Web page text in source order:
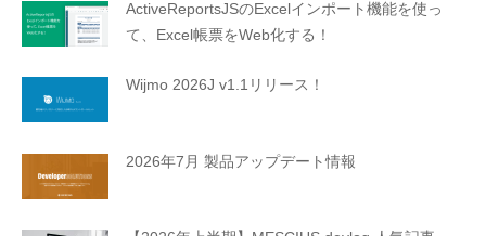
ActiveReportsJSのExcelインポート機能を使っ
て、Excel帳票をWeb化する！
Wijmo 2026J v1.1リリース！
2026年7月 製品アップデート情報